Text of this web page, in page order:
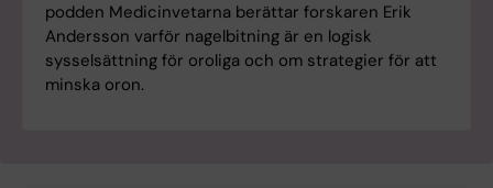
podden Medicinvetarna berättar forskaren Erik
Andersson varför nagelbitning är en logisk
sysselsättning för oroliga och om strategier för att
minska oron.